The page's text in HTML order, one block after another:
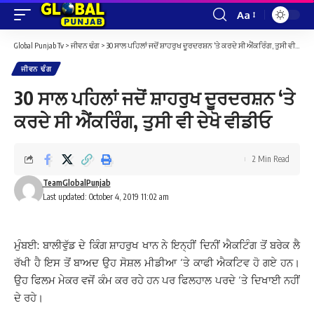
Font
Resizer
Aa
Global Punjab Tv > ਜੀਵਨ ਢੰਗ > 30 ਸਾਲ ਪਹਿਲਾਂ ਜਦੋਂ ਸ਼ਾਹਰੁਖ ਦੂਰਦਰਸ਼ਨ ‘ਤੇ ਕਰਦੇ ਸੀ ਐਂਕਰਿੰਗ, ਤੁਸੀ ਵੀ ਦੇਖੋ ਵੀਡੀਓ
ਜੀਵਨ ਢੰਗ
30 ਸਾਲ ਪਹਿਲਾਂ ਜਦੋਂ ਸ਼ਾਹਰੁਖ ਦੂਰਦਰਸ਼ਨ ‘ਤੇ
ਕਰਦੇ ਸੀ ਐਂਕਰਿੰਗ, ਤੁਸੀ ਵੀ ਦੇਖੋ ਵੀਡੀਓ
Last updated: October 4, 2019 11:02 am
TeamGlobalPunjab
2 Min Read
ਮੁੰਬਈ: ਬਾਲੀਵੁੱਡ ਦੇ ਕਿੰਗ ਸ਼ਾਹਰੁਖ ਖਾਨ ਨੇ ਇਨ੍ਹੀਂ ਦਿਨੀਂ ਐਕਟਿੰਗ ਤੋਂ ਬਰੇਕ ਲੈ
ਰੱਖੀ ਹੈ ਇਸ ਤੋਂ ਬਾਅਦ ਉਹ ਸੋਸ਼ਲ ਮੀਡੀਆ ‘ਤੇ ਕਾਫੀ ਐਕਟਿਵ ਹੋ ਗਏ ਹਨ।
ਉਹ ਫਿਲਮ ਮੇਕਰ ਵਜੋਂ ਕੰਮ ਕਰ ਰਹੇ ਹਨ ਪਰ ਫਿਲਹਾਲ ਪਰਦੇ ‘ਤੇ ਦਿਖਾਈ ਨਹੀਂ
ਦੇ ਰਹੇ।